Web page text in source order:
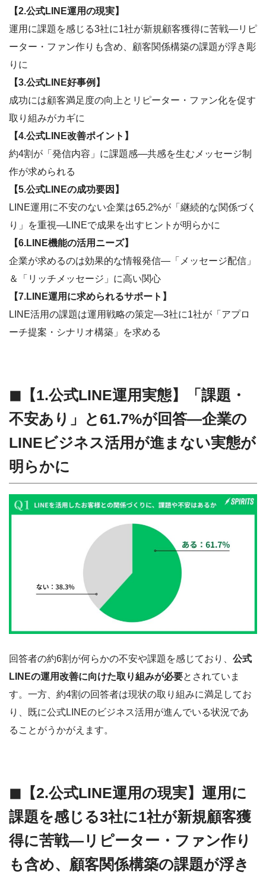
【2.公式LINE運用の現実】
運用に課題を感じる3社に1社が新規顧客獲得に苦戦―リピ
ーター・ファン作りも含め、顧客関係構築の課題が浮き彫
りに
【3.公式LINE好事例】
成功には顧客満足度の向上とリピーター・ファン化を促す
取り組みがカギに
【4.公式LINE改善ポイント】
約4割が「発信内容」に課題感―共感を生むメッセージ制
作が求められる
【5.公式LINEの成功要因】
LINE運用に不安のない企業は65.2%が「継続的な関係づく
り」を重視―LINEで成果を出すヒントが明らかに
【6.LINE機能の活用ニーズ】
企業が求めるのは効果的な情報発信―「メッセージ配信」
＆「リッチメッセージ」に高い関心
【7.LINE運用に求められるサポート】
LINE活用の課題は運用戦略の策定―3社に1社が「アプロ
ーチ提案・シナリオ構築」を求める
◼︎【1.公式LINE運用実態】「課題・
不安あり」と61.7%が回答―企業の
LINEビジネス活用が進まない実態が
明らかに
回答者の約6割が何らかの不安や課題を感じており、 公式
LINEの運用改善に向けた取り組みが必要とされていま
す。一方、約4割の回答者は現状の取り組みに満足してお
り、既に公式LINEのビジネス活用が進んでいる状況であ
ることがうかがえます。
◼︎【2.公式LINE運用の現実】運用に
課題を感じる3社に1社が新規顧客獲
得に苦戦―リピーター・ファン作り
も含め、顧客関係構築の課題が浮き